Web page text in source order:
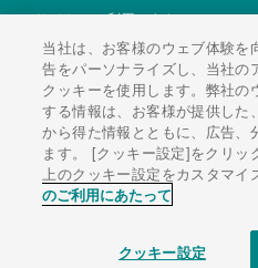
サイトのご利用にあたって
個人情報保護方針
Global
Copyright © 1995-2026 Kubota
当社は、お客様のウェブ体験を
告をパーソナライズし、当社の
クッキーを使用します。弊社の
する情報は、お客様が提供した
から得た情報とともに、広告、
ます。 [クッキー設定]をクリッ
上のクッキー設定をカスタマイ
のご利用にあたって
クッキー設定